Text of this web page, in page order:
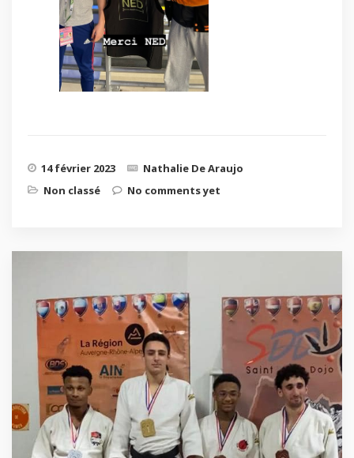
14 février 2023
Nathalie De Araujo
Non classé
No comments yet